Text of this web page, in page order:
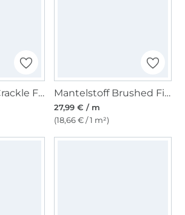
Folienstretch Crackle Fibre Mood, silber Mantelstoff Brushed Fibre Mood, beige
27,99 € / m
(18,66 € / 1 m²)